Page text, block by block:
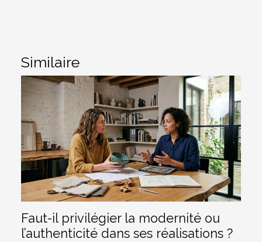
Similaire
Faut-il privilégier la modernité ou
l’authenticité dans ses réalisations ?